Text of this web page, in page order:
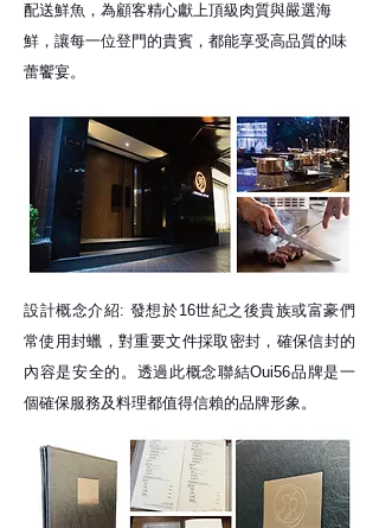
配送鮮魚，為顧客精心獻上頂級肉質與嚴選海
鮮，讓每一位登門的貴賓，都能享受高品質的味
蕾饗宴。
設計概念介紹: 發想於16世紀之後貴族或富豪們
常使用封蠟，對重要文件採取密封，確保信封的
內容是安全的。透過此概念聯結Oui56品牌是一
個確保服務及料理都值得信賴的品牌形象。